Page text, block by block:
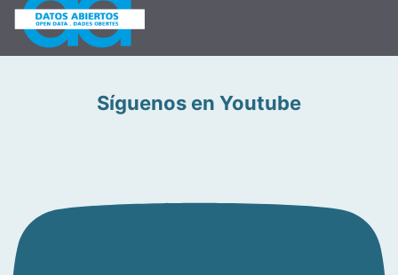
Síguenos en Youtube